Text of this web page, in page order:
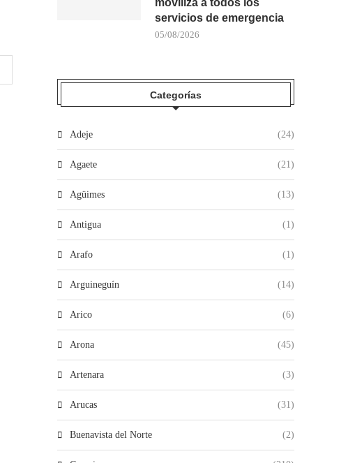
servicios de emergencia
05/08/2026
Categorías
Adeje (24)
Agaete (21)
Agüimes (13)
Antigua (1)
Arafo (1)
Arguineguín (14)
Arico (6)
Arona (45)
Artenara (3)
Arucas (31)
Buenavista del Norte (2)